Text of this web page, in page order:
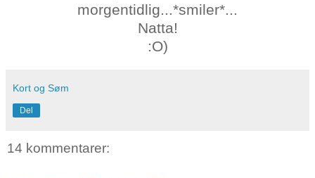
morgentidlig...*smiler*...
Natta!
:O)
Kort og Søm
Del
14 kommentarer: